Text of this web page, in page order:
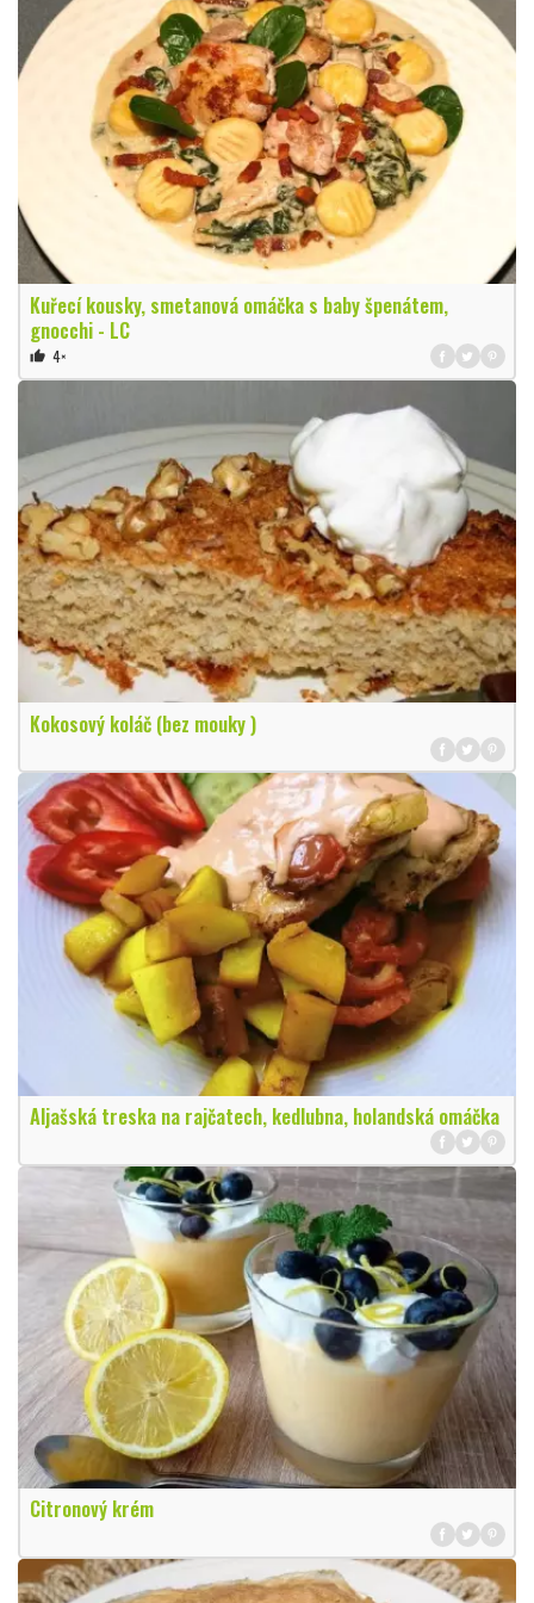
Kuřecí kousky, smetanová omáčka s baby špenátem,
gnocchi - LC
thumb_up 4×
Kokosový koláč (bez mouky )
Aljašská treska na rajčatech, kedlubna, holandská omáčka
Citronový krém